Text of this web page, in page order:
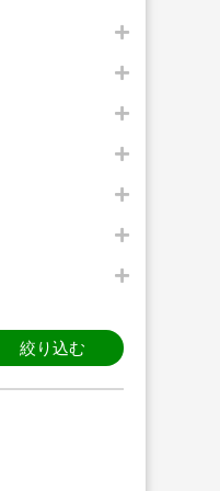
絞り込む